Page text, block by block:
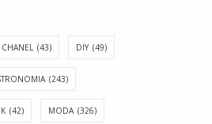
CHANEL (43) DIY (49)
(243)
(42) MODA (326)